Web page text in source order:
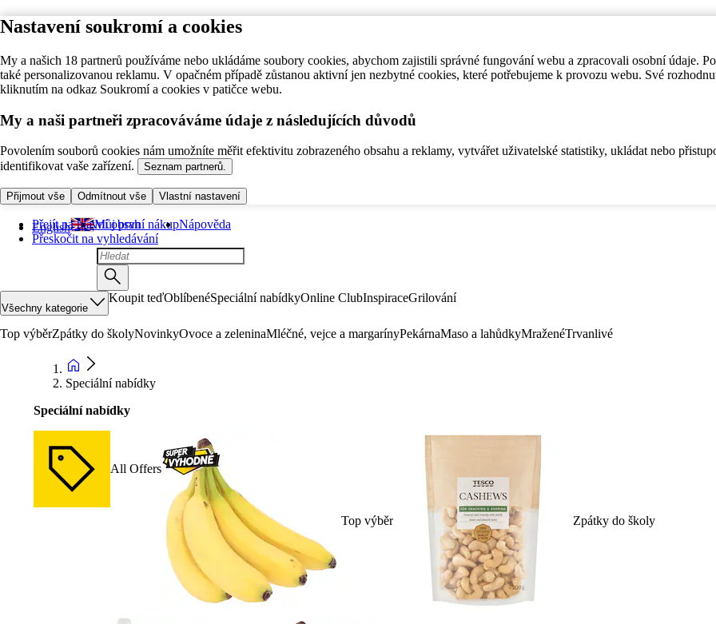
Nastavení soukromí a cookies
My a našich 18 partnerů používáme nebo ukládáme soubory cookies, abychom zajistili správné fungování webu a zpracovali osobní údaje.
také personalizovanou reklamu. V opačném případě zůstanou aktivní jen nezbytné cookies, které potřebujeme k provozu webu. Své
kliknutím na odkaz Soukromí a cookies v patičce webu.
My a naši partneři zpracováváme údaje z následujících důvodů
Povolením souborů cookies nám umožníte měřit efektivitu zobrazeného obsahu a reklamy, vytvářet uživatelské statistiky, ukládat nebo
identifikovat vaše zařízení.
Seznam partnerů.
Přijmout vše Odmítnout vše Vlastní nastavení
Přejít na hlavní obsah
Přeskočit na vyhledávání
English Můj první nákupNápověda
Všechny kategorie
Koupit teďOblíbenéSpeciální nabídkyOnline ClubInspiraceGrilování
Top výběrZpátky do školyNovinkyOvoce a zeleninaMléčné, vejce a margarínyPekárnaMaso a lahůdkyMraženéTrvanlivé
Speciální nabídky
Speciální nabídky
All Offers
Top výběr Zpátky do školy